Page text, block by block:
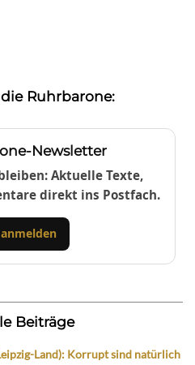
Ruhrbarone:
Newsletter
Aktuelle Texte,
direkt ins Postfach.
Beiträge
Land): Korrupt sind natürlich